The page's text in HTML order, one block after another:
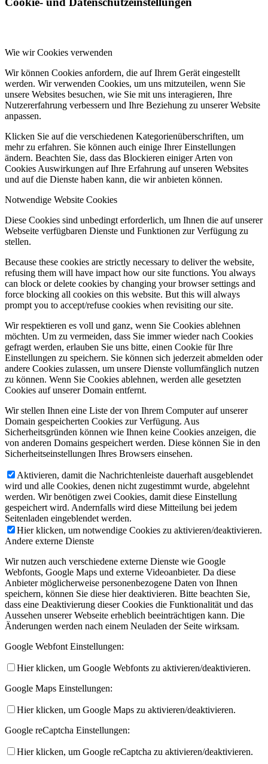
Wie wir Cookies verwenden
Wir können Cookies anfordern, die auf Ihrem Gerät eingestellt
werden. Wir verwenden Cookies, um uns mitzuteilen, wenn Sie
unsere Websites besuchen, wie Sie mit uns interagieren, Ihre
Nutzererfahrung verbessern und Ihre Beziehung zu unserer Website
anpassen.
Klicken Sie auf die verschiedenen Kategorienüberschriften, um
mehr zu erfahren. Sie können auch einige Ihrer Einstellungen
ändern. Beachten Sie, dass das Blockieren einiger Arten von
Cookies Auswirkungen auf Ihre Erfahrung auf unseren Websites
und auf die Dienste haben kann, die wir anbieten können.
Notwendige Website Cookies
Diese Cookies sind unbedingt erforderlich, um Ihnen die auf unserer
Webseite verfügbaren Dienste und Funktionen zur Verfügung zu
stellen.
Because these cookies are strictly necessary to deliver the website,
refusing them will have impact how our site functions. You always
can block or delete cookies by changing your browser settings and
force blocking all cookies on this website. But this will always
prompt you to accept/refuse cookies when revisiting our site.
Wir respektieren es voll und ganz, wenn Sie Cookies ablehnen
möchten. Um zu vermeiden, dass Sie immer wieder nach Cookies
gefragt werden, erlauben Sie uns bitte, einen Cookie für Ihre
Einstellungen zu speichern. Sie können sich jederzeit abmelden oder
andere Cookies zulassen, um unsere Dienste vollumfänglich nutzen
zu können. Wenn Sie Cookies ablehnen, werden alle gesetzten
Cookies auf unserer Domain entfernt.
Wir stellen Ihnen eine Liste der von Ihrem Computer auf unserer
Domain gespeicherten Cookies zur Verfügung. Aus
Sicherheitsgründen können wie Ihnen keine Cookies anzeigen, die
von anderen Domains gespeichert werden. Diese können Sie in den
Sicherheitseinstellungen Ihres Browsers einsehen.
Aktivieren, damit die Nachrichtenleiste dauerhaft ausgeblendet
wird und alle Cookies, denen nicht zugestimmt wurde, abgelehnt
werden. Wir benötigen zwei Cookies, damit diese Einstellung
gespeichert wird. Andernfalls wird diese Mitteilung bei jedem
Seitenladen eingeblendet werden.
Hier klicken, um notwendige Cookies zu aktivieren/deaktivieren.
Andere externe Dienste
Wir nutzen auch verschiedene externe Dienste wie Google
Webfonts, Google Maps und externe Videoanbieter. Da diese
Anbieter möglicherweise personenbezogene Daten von Ihnen
speichern, können Sie diese hier deaktivieren. Bitte beachten Sie,
dass eine Deaktivierung dieser Cookies die Funktionalität und das
Aussehen unserer Webseite erheblich beeinträchtigen kann. Die
Änderungen werden nach einem Neuladen der Seite wirksam.
Google Webfont Einstellungen:
Hier klicken, um Google Webfonts zu aktivieren/deaktivieren.
Google Maps Einstellungen:
Hier klicken, um Google Maps zu aktivieren/deaktivieren.
Google reCaptcha Einstellungen:
Hier klicken, um Google reCaptcha zu aktivieren/deaktivieren.